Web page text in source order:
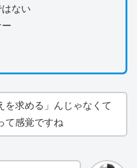
はない
求める」んじゃなくて
て感覚ですね